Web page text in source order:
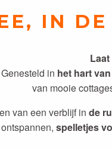
IN DE
Genesteld in het hart
van mooie
van een verblijf in de
spelletjes